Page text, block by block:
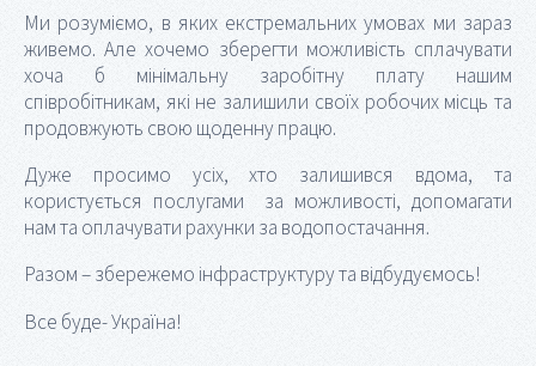
Ми розуміємо, в яких екстремальних умовах ми зараз
живемо. Але хочемо зберегти можливість сплачувати
хоча б мінімальну заробітну плату нашим
співробітникам, які не залишили своїх робочих місць та
продовжують свою щоденну працю.
Дуже просимо усіх, хто залишився вдома, та
користується послугами за можливості, допомагати
нам та оплачувати рахунки за водопостачання.
Разом – збережемо інфраструктуру та відбудуємось!
Все буде- Україна!